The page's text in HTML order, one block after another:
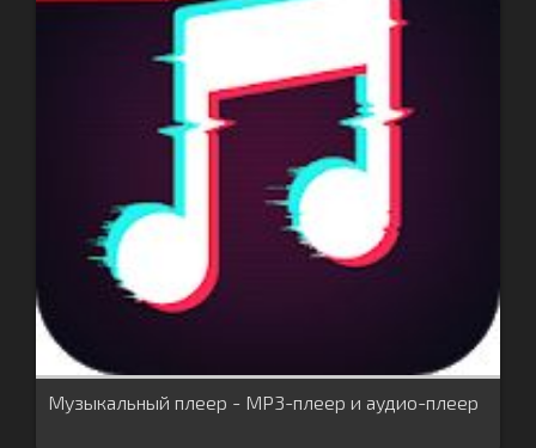
Музыкальный плеер - MP3-плеер и аудио-плеер